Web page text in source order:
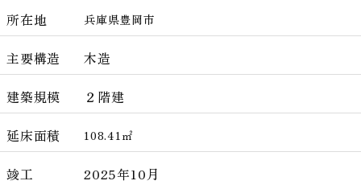
所在地 兵庫県豊岡市
主要構造
木造
建築規模
２階建
延床面積
108.41㎡
竣工
2025年10月